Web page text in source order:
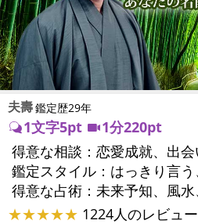
夫壽鑑定歴29年
1文字5pt
1分220pt
得意な相談：
鑑定スタイル：
得意な占術：
★★★★★ 1224人のレビュー